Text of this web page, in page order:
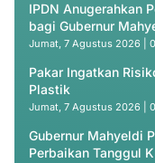
IPDN Anugerahkan
bagi Gubernur
Jumat, 7 Agustus 2026 |
Pakar Ingatkan
Plastik
Jumat, 7 Agustus 2026 |
Gubernur Mahyeldi
Perbaikan Tanggul